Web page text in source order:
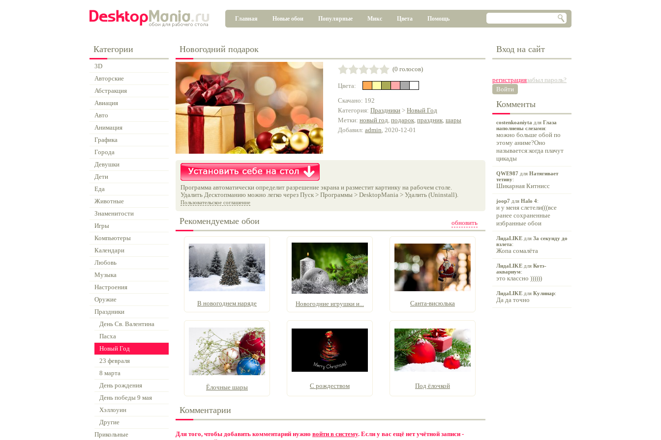
Главная Новые обои Популярные Микс Цвета Помощь
Категории
3D
Авторские
Абстракция
Авиация
Авто
Анимация
Графика
Города
Девушки
Дети
Еда
Животные
Знаменитости
Игры
Компьютеры
Календари
Любовь
Музыка
Настроения
Оружие
Праздники
День Св. Валентина
Пасха
Новый Год
23 февраля
8 марта
День рождения
День победы 9 мая
Хэллоуин
Другие
Прикольные
Новогодний подарок
(0 голосов)
Цвета:
Скачано: 192
Категория: Праздники > Новый Год
Метки: новый год, подарок, праздник, шары
Добавил: admin, 2020-12-01
Программа автоматически определит разрешение экрана и разместит картинку на рабочем столе.
Удалить Десктопманию можно легко через Пуск > Программы > DesktopMania > Удалить (Uninstall).
Пользовательское соглашение
обновить
Рекомендуемые обои
В новогоднем наряде Новогодние игрушки и... Санта-висюлька
Ёлочные шары С рождеством Под ёлочкой
Комментарии
Для того, чтобы добавить комментарий нужно войти в систему. Если у вас ещё нет учётной записи -
Вход на сайт
регистрациязабыл пароль?
Войти
Комменты
costenkoaniyta для Глаза
наполнены слезами:
можно больше обой по
этому аниме?Оно
называется:когда плачут
цикады
QWE987 для Натягивает
тетиву:
Шикарная Китнисс
joop7 для Halo 4:
и у меня слетели(((все
ранее сохраненные
избранные обои
ЛидаLIKE для За секунду до
взлета:
Жопа сомалёта
ЛидаLIKE для Котэ-
аквариум:
это классно ))))))
ЛидаLIKE для Кулинар:
Да да точно